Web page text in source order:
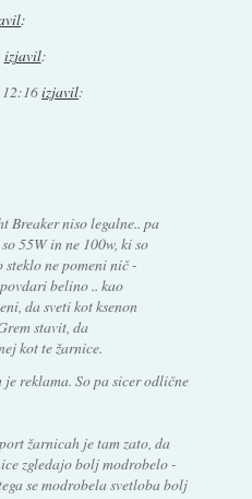
:
izjavil:
12:16izjavil:
Breaker niso legalne.. pa
55W in ne 100w, ki so
ne pomeni nič -
belino .. kao
da sveti kot ksenon
stavit, da
kot te žarnice.
reklama. So pa sicer odlične
žarnicah je tam zato, da
zgledajo bolj modrobelo -
se modrobela svetloba bolj